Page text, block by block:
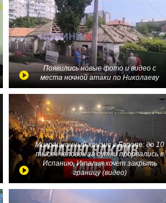
Появились новые фото и видео с
места ночной атаки по Николаеву
Миграционный кризис в Европе: до 10
тысяч человек за сутки прорвались в
Испанию, Италия хочет закрыть
границу (видео)